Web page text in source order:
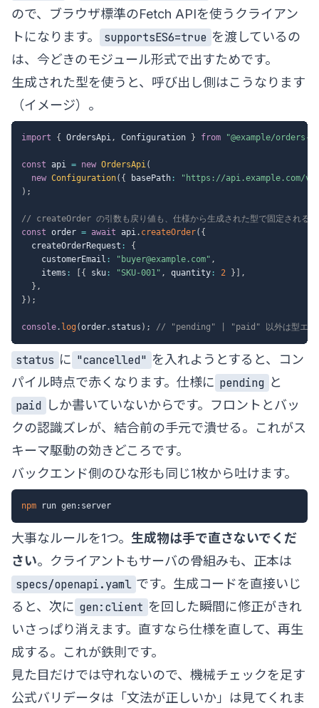
ので、ブラウザ標準のFetch APIを使うクライアン
トになります。
supportsES6=true を渡しているの
は、今どきのモジュール形式で出すためです。
生成された型を使うと、呼び出し側はこうなります
（イメージ）。
import { OrdersApi, Configuration } from "@example/
const api = new OrdersApi(
new Configuration( { basePath :
"https://api.example.com/
) ;
// createOrder の引数も戻り値も、仕様から生成された型で固定される
const order = await api. createOrder( {
  createOrderRequest
:
{
    customerEmail
: "buyer@example.com" ,
    items
: { sku : "SKU-001" , quantity : 2 }
,
} ,
} ) ;
console. log (order. status ) ; // "pending" | "paid" 以外は型エラ
status に "cancelled" を入れようとすると、コン
パイル時点で赤くなります。仕様に pending と
paid しか書いていないからです。フロントとバッ
クの認識ズレが、結合前の手元で潰せる。これがス
キーマ駆動の効きどころです。
バックエンド側のひな形も同じ1枚から吐けます。
npm
大事なルールを1つ。 生成物は手で直さないでくだ
さい。クライアントもサーバの骨組みも、正本は
specs/openapi.yaml です。生成コードを直接いじ
ると、次に gen:client を回した瞬間に修正がきれ
いさっぱり消えます。直すなら仕様を直して、再生
成する。これが鉄則です。
見た目だけでは守れないので、機械チェックを足す
公式バリデータは「文法が正しいか」は見てくれま